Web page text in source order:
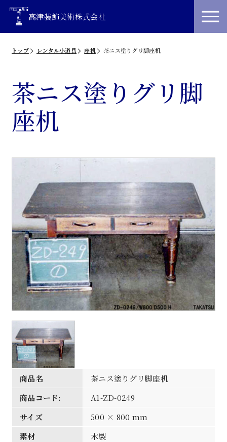
高津装飾美術株式会社
トップ レンタル小道具 座机 茶ニス塗りグリ脚座机
茶ニス塗りグリ脚
座机
商品名
茶ニス塗りグリ脚座机
商品コード:
A1-ZD-0249
サイズ
500 × 800 mm
素材
木製